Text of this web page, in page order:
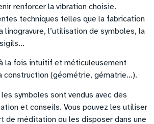
renforcer la vibration choisie.
techniques telles que la fabrication
linogravure, l’utilisation de symboles, la
la fois intuitif et méticuleusement
construction (géométrie, gématrie…).
symboles sont vendus avec des
et conseils. Vous pouvez les utiliser
de méditation ou les disposer dans une